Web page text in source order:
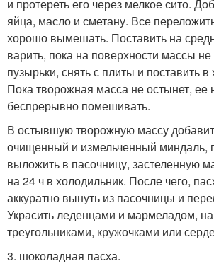
и протереть его через мелкое сито.
яйца, масло и сметану. Все
хорошо вымешать. Поставить на
варить, пока на поверхности массы
пузырьки, снять с плиты и поставить
Пока творожная масса не остынет, ее
беспрерывно помешивать.
В остывшую творожную массу
очищенный и измельченный миндаль,
выложить в пасочницу, застеленную
на 24 ч в холодильник. После чего,
аккуратно вынуть из пасочницы и
Украсить леденцами и мармеладом,
треугольниками, кружочками или
3. шоколадная пасха.